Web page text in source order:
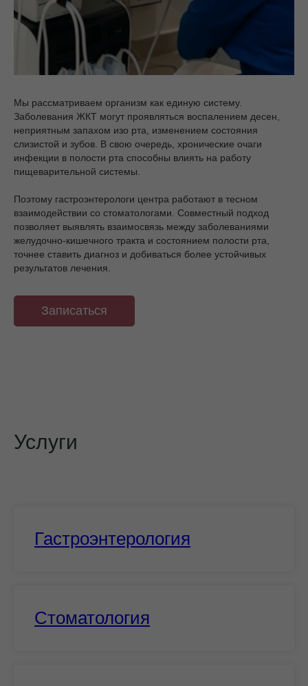
Мы рассматриваем организм как единую систему.
Заболевания ЖКТ могут проявляться воспалением десен,
неприятным запахом изо рта, изменением состояния
слизистой и зубов. В свою очередь, хронические очаги
инфекции в полости рта способны влиять на работу
пищеварительной системы.
Поэтому гастроэнтерологи центра работают в тесном
взаимодействии со стоматологами. Совместный подход
позволяет выявлять взаимосвязь между заболеваниями
желудочно-кишечного тракта и состоянием полости рта,
точнее ставить диагноз и добиваться более устойчивых
результатов лечения.
Записаться
Услуги
Гастроэнтерология
Стоматология
лучшее
оборудование
для детей и
взрослых
диагностика
проверенные
препараты
лечение